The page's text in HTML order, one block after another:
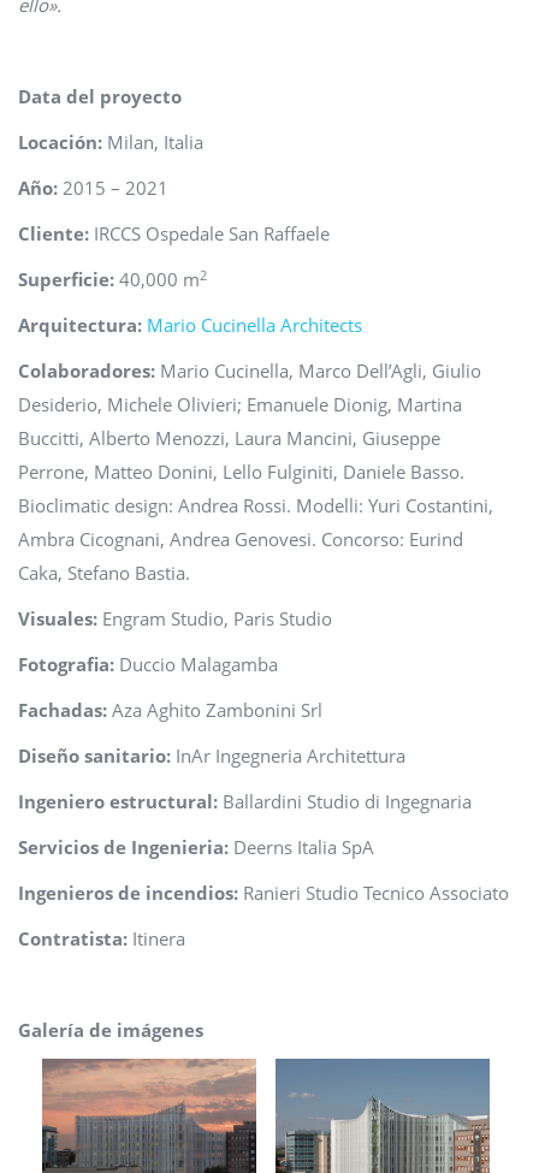
ello».
Data del proyecto
Locación: Milan, Italia
Año: 2015 – 2021
Cliente: IRCCS Ospedale San Raffaele
Superficie: 40,000 m2
Arquitectura: Mario Cucinella Architects
Colaboradores: Mario Cucinella, Marco Dell’Agli, Giulio
Desiderio, Michele Olivieri; Emanuele Dionig, Martina
Buccitti, Alberto Menozzi, Laura Mancini, Giuseppe
Perrone, Matteo Donini, Lello Fulginiti, Daniele Basso.
Bioclimatic design: Andrea Rossi. Modelli: Yuri Costantini,
Ambra Cicognani, Andrea Genovesi. Concorso: Eurind
Caka, Stefano Bastia.
Visuales: Engram Studio, Paris Studio
Fotografia: Duccio Malagamba
Fachadas: Aza Aghito Zambonini Srl
Diseño sanitario: InAr Ingegneria Architettura
Ingeniero estructural: Ballardini Studio di Ingegnaria
Servicios de Ingenieria: Deerns Italia SpA
Ingenieros de incendios: Ranieri Studio Tecnico Associato
Contratista: Itinera
Galería de imágenes